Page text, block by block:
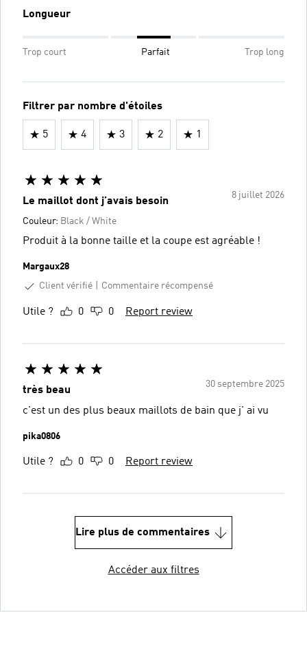
Longueur
Trop court Parfait Trop long
Filtrer par nombre d'étoiles
5 4 3 2 1
8 juillet 2026
Le maillot dont j’avais besoin
Couleur: Black / White
Produit à la bonne taille et la coupe est agréable !
Margaux28
Client vérifié
Commentaire récompensé
Utile ? 0 0 Report review
30 septembre 2025
très beau
c'est un des plus beaux maillots de bain que j' ai vu
pika0806
Utile ? 0 0 Report review
Lire plus de commentaires
Accéder aux filtres